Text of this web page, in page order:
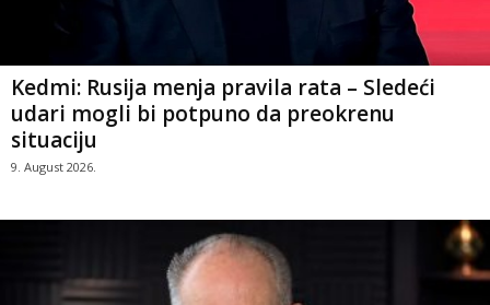
Kedmi: Rusija menja pravila rata – Sledeći
udari mogli bi potpuno da preokrenu
situaciju
9. August 2026.